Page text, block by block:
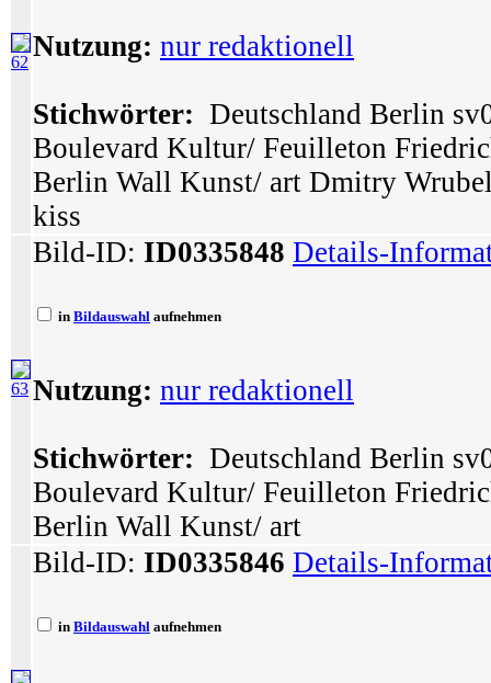
62 Nutzung: nur redaktionell
Stichwörter: Deutschland Berlin
Boulevard Kultur/ Feuilleton
Berlin Wall Kunst/ art Dmitry
kiss
63
Bild-ID: ID0335848 Details-
in Bildauswahl aufnehmen
Nutzung: nur redaktionell
Stichwörter: Deutschland Berlin
Boulevard Kultur/ Feuilleton
Berlin Wall Kunst/ art
Bild-ID: ID0335846 Details-
in Bildauswahl aufnehmen